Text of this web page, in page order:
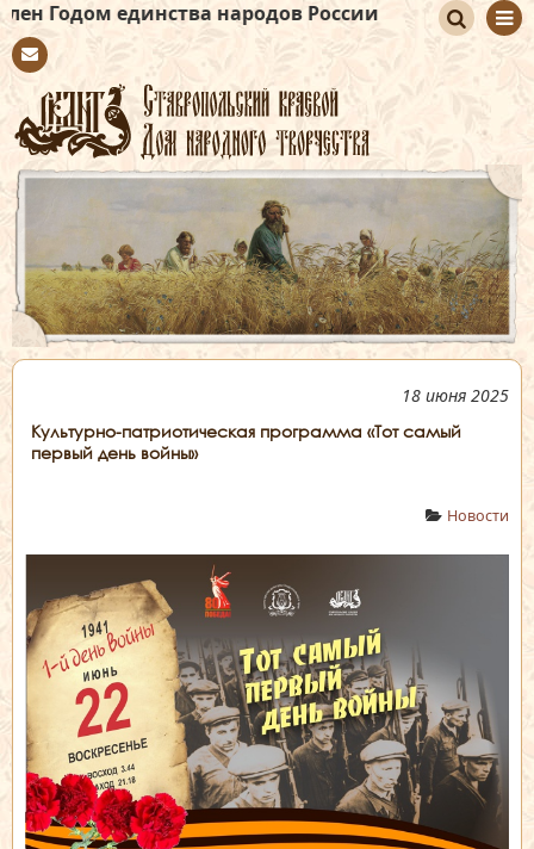
единства народов России
tact
иск
18 июня 2025
Культурно-патриотическая программа «Тот самый
первый день войны»
Новости